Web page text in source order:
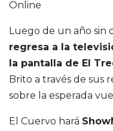
Luego de un año sin
regresa a la
la pantalla de El
Brito a través de sus
sobre la esperada
El Cuervo hará